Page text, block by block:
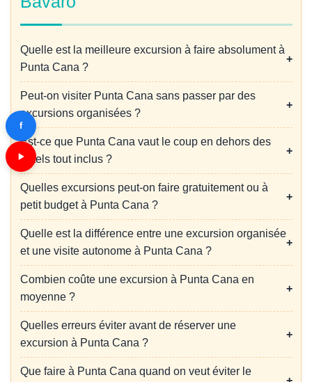
Quelle est la meilleure excursion à faire absolument à
Punta Cana ?
Peut-on visiter Punta Cana sans passer par des
excursions organisées ?
Est-ce que Punta Cana vaut le coup en dehors des
hôtels tout inclus ?
Quelles excursions peut-on faire gratuitement ou à
petit budget à Punta Cana ?
Quelle est la différence entre une excursion organisée
et une visite autonome à Punta Cana ?
Combien coûte une excursion à Punta Cana en
moyenne ?
Quelles erreurs éviter avant de réserver une
excursion à Punta Cana ?
Que faire à Punta Cana quand on veut éviter le
f